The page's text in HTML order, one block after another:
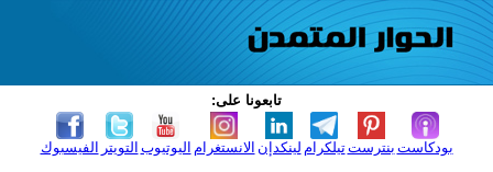
تابعونا على:
الفيسبوك التويتر اليوتيوب الانستغرام لينكدإن تيلكرامبنترست بودكاست